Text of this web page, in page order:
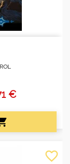
€
favorite_border